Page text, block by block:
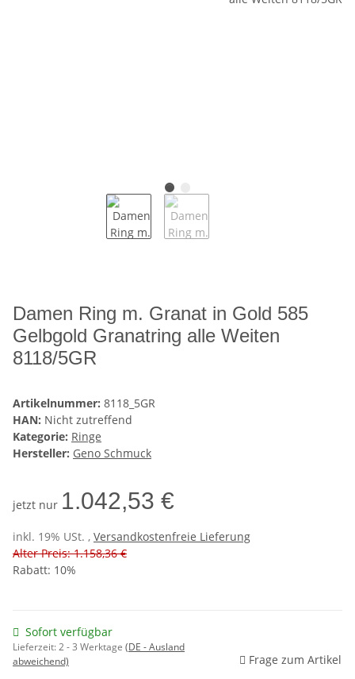
Damen Ring m. Granat in Gold 585
Gelbgold Granatring alle Weiten
8118/5GR
Artikelnummer: 8118_5GR
HAN: Nicht zutreffend
Kategorie: Ringe
Hersteller: Geno Schmuck
jetzt nur 1.042,53 €
inkl. 19% USt. , Versandkostenfreie Lieferung
Alter Preis: 1.158,36 €
Rabatt: 10%
Sofort verfügbar
Lieferzeit:2 - 3 Werktage (DE - Ausland
abweichend)
Frage zum Artikel